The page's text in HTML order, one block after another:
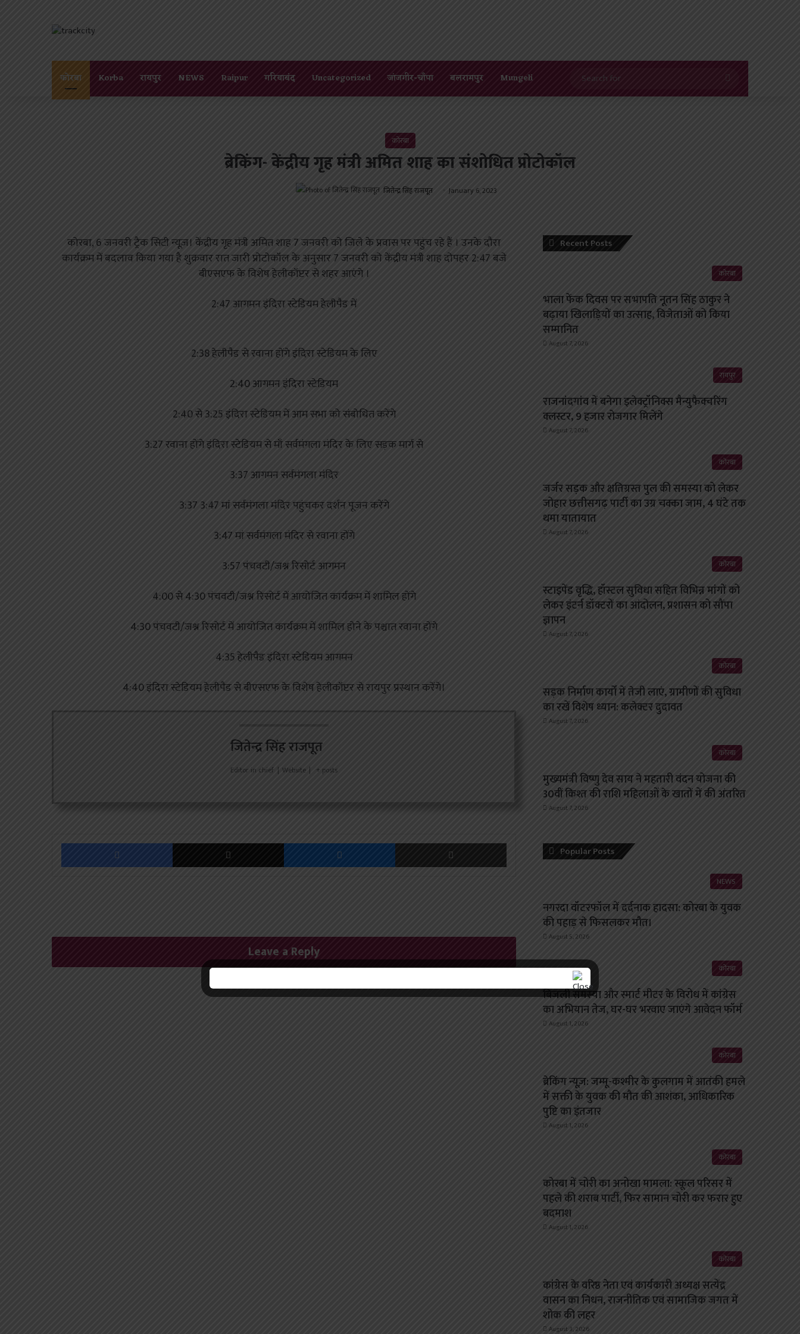
कोरबा Korba रायपुर NEWS Raipur गरियाबंद Uncategorized जांजगीर-चाँपा बलरामपुर Mungeli
Search
for
कोरबा
ब्रेकिंग- केंद्रीय गृह मंत्री अमित शाह का संशोधित प्रोटोकॉल
जितेन्द्र सिंह राजपूत January 6, 2023
कोरबा, 6 जनवरी ट्रैक सिटी न्यूज़। केंद्रीय गृह मंत्री अमित शाह 7 जनवरी को जिले के प्रवास पर पहुंच रहे हैं । उनके दौरा
कार्यक्रम में बदलाव किया गया है शुक्रवार रात जारी प्रोटोकॉल के अनुसार 7 जनवरी को केंद्रीय मंत्री शाह दोपहर 2:47 बजे
बीएसएफ के विशेष हेलीकॉप्टर से शहर आएंगे ।
2:47 आगमन इंदिरा स्टेडियम हेलीपैड में
2:38 हेलीपैड से रवाना होंगे इंदिरा स्टेडियम के लिए
2:40 आगमन इंदिरा स्टेडियम
2:40 से 3:25 इंदिरा स्टेडियम में आम सभा को संबोधित करेंगे
3:27 रवाना होंगे इंदिरा स्टेडियम से माँ सर्वमंगला मंदिर के लिए सड़क मार्ग से
3:37 आगमन सर्वमंगला मंदिर
3:37 3:47 मां सर्वमंगला मंदिर पहुंचकर दर्शन पूजन करेंगे
3:47 मां सर्वमंगला मंदिर से रवाना होंगे
3:57 पंचवटी/जश्न रिसोर्ट आगमन
4:00 से 4:30 पंचवटी/जश्न रिसोर्ट में आयोजित कार्यक्रम में शामिल होंगे
4:30 पंचवटी/जश्न रिसोर्ट में आयोजित कार्यक्रम में शामिल होने के पश्चात रवाना होंगे
4:35 हेलीपैड इंदिरा स्टेडियम आगमन
4:40 इंदिरा स्टेडियम हेलीपैड से बीएसएफ के विशेष हेलीकॉप्टर से रायपुर प्रस्थान करेंगे।
जितेन्द्र सिंह राजपूत
Editor in chief | Website | + posts
Facebook X Messenger Share via Email
Leave a Reply
Recent Posts
कोरबा
भाला फेंक दिवस पर सभापति नूतन सिंह ठाकुर ने
बढ़ाया खिलाड़ियों का उत्साह, विजेताओं को किया
सम्मानित
August 7, 2026
रायपुर
राजनांदगांव में बनेगा इलेक्ट्रॉनिक्स मैन्युफैक्चरिंग
क्लस्टर, 9 हजार रोजगार मिलेंगे
August 7, 2026
कोरबा
जर्जर सड़क और क्षतिग्रस्त पुल की समस्या को लेकर
जोहार छत्तीसगढ़ पार्टी का उग्र चक्का जाम, 4 घंटे तक
थमा यातायात
August 7, 2026
कोरबा
स्टाइपेंड वृद्धि, हॉस्टल सुविधा सहित विभिन्न मांगों को
लेकर इंटर्न डॉक्टरों का आंदोलन, प्रशासन को सौंपा
ज्ञापन
August 7, 2026
कोरबा
सड़क निर्माण कार्यों में तेजी लाएं, ग्रामीणों की सुविधा
का रखें विशेष ध्यान: कलेक्टर दुदावत
August 7, 2026
कोरबा
मुख्यमंत्री विष्णु देव साय ने महतारी वंदन योजना की
30वीं किश्त की राशि महिलाओं के खातों में की अंतरित
August 7, 2026
Popular Posts
NEWS
नगरदा वॉटरफॉल में दर्दनाक हादसा: कोरबा के युवक
की पहाड़ से फिसलकर मौत।
August 5, 2026
कोरबा
बिजली समस्या और स्मार्ट मीटर के विरोध में कांग्रेस
का अभियान तेज, घर-घर भरवाए जाएंगे आवेदन फॉर्म
August 1, 2026
कोरबा
ब्रेकिंग न्यूज़: जम्मू-कश्मीर के कुलगाम में आतंकी हमले
में सक्ती के युवक की मौत की आशंका, आधिकारिक
पुष्टि का इंतजार
August 1, 2026
कोरबा
कोरबा में चोरी का अनोखा मामला: स्कूल परिसर में
पहले की शराब पार्टी, फिर सामान चोरी कर फरार हुए
बदमाश
August 1, 2026
कोरबा
कांग्रेस के वरिष्ठ नेता एवं कार्यकारी अध्यक्ष सत्येंद्र
वासन का निधन, राजनीतिक एवं सामाजिक जगत में
शोक की लहर
August 3, 2026